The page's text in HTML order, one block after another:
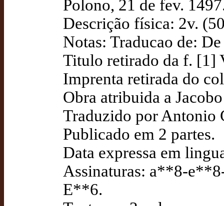
Polono, 21 de fev.
Descrição física: 2v.
Notas: Traducao de:
Titulo retirado da f. [1]
Imprenta retirada do
Obra atribuida a
Traduzido por Antonio
Publicado em 2 partes.
Data expressa em
Assinaturas: a**8-
E**6.